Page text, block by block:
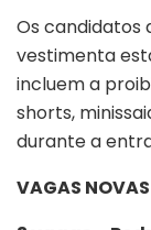
Os candidatos
vestimenta
incluem a
shorts,
durante a
VAGAS